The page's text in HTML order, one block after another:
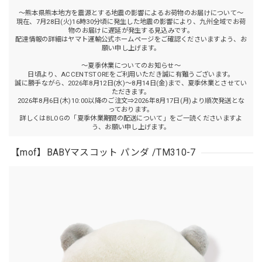
～熊本県熊本地方を震源とする地震の影響によるお荷物のお届けについて～
現在、7月28日(火)16時30分頃に発生した地震の影響により、九州全域でお荷
物のお届けに遅延が発生する見込みです。
配達情報の詳細はヤマト運輸公式ホームページをご確認くださいますよう、お
願い申し上げます。
～夏季休業についてのお知らせ～
日頃より、ACCENTSTOREをご利用いただき誠に有難うございます。
誠に勝手ながら、2026年8月12日(水)～8月14日(金)まで、夏季休業とさせてい
ただきます。
2026年8月6日(木)10:00以降のご注文⇒2026年8月17日(月)より順次発送とな
っております。
詳しくはBLOGの「夏季休業期間の配送について」をご一読くださいますよ
う、お願い申し上げます。
【mof】BABYマスコット パンダ /TM310-7